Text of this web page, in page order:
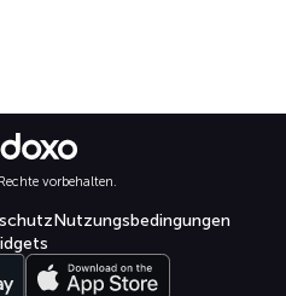
vorbehalten.
Nutzungsbedingungen